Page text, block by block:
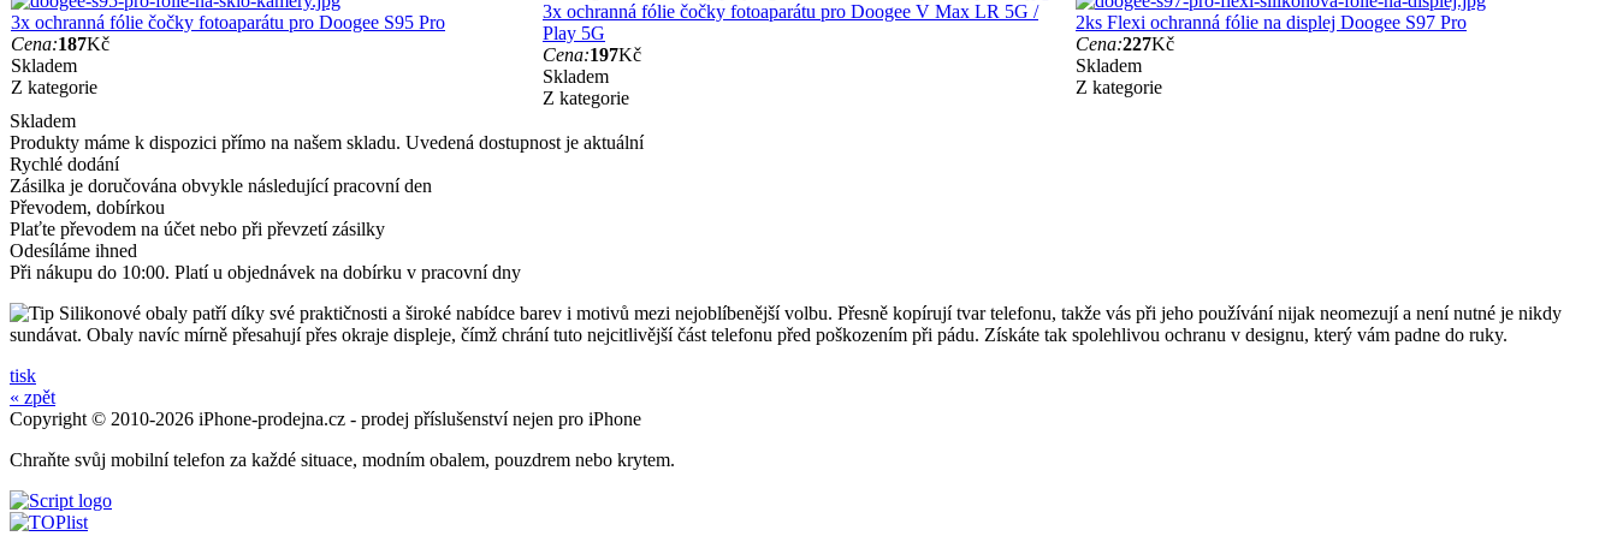
3x ochranná fólie čočky fotoaparátu pro Doogee S95 Pro
Cena:187Kč
Skladem
Z kategorie
3x ochranná fólie čočky fotoaparátu pro Doogee V Max LR 5G /
Play 5G
Cena:197Kč
Skladem
Z kategorie
2ks Flexi ochranná fólie na displej Doogee S97 Pro
Cena:227Kč
Skladem
Z kategorie
Skladem
Produkty máme k dispozici přímo na našem skladu. Uvedená dostupnost je aktuální
Rychlé dodání
Zásilka je doručována obvykle následující pracovní den
Převodem, dobírkou
Plaťte převodem na účet nebo při převzetí zásilky
Odesíláme ihned
Při nákupu do 10:00. Platí u objednávek na dobírku v pracovní dny
Silikonové obaly patří díky své praktičnosti a široké nabídce barev i motivů mezi nejoblíbenější volbu. Přesně kopírují tvar telefonu, takže vás při jeho používání nijak neomezují a není nutné je nikdy
sundávat. Obaly navíc mírně přesahují přes okraje displeje, čímž chrání tuto nejcitlivější část telefonu před poškozením při pádu. Získáte tak spolehlivou ochranu v designu, který vám padne do ruky.
tisk
« zpět
Copyright © 2010-2026 iPhone-prodejna.cz - prodej příslušenství nejen pro iPhone
Chraňte svůj mobilní telefon za každé situace, modním obalem, pouzdrem nebo krytem.